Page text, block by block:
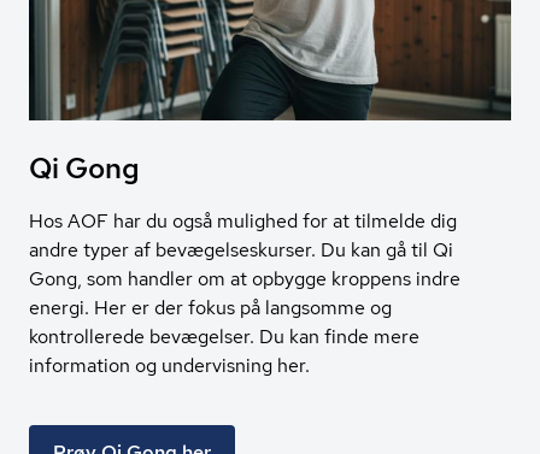
Qi Gong
Hos AOF har du også mulighed for at tilmelde dig
andre typer af bevægelseskurser. Du kan gå til Qi
Gong, som handler om at opbygge kroppens indre
energi. Her er der fokus på langsomme og
kontrollerede bevægelser. Du kan finde mere
information og undervisning her.